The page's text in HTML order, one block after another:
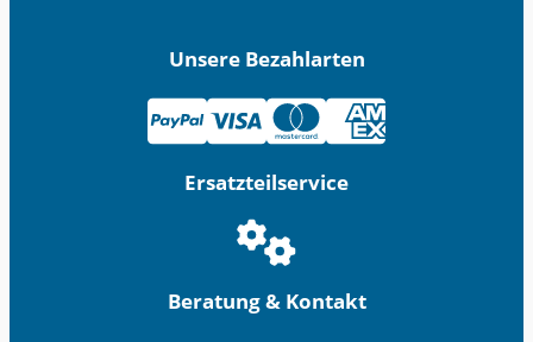
Unsere Bezahlarten
Ersatzteilservice
Beratung & Kontakt